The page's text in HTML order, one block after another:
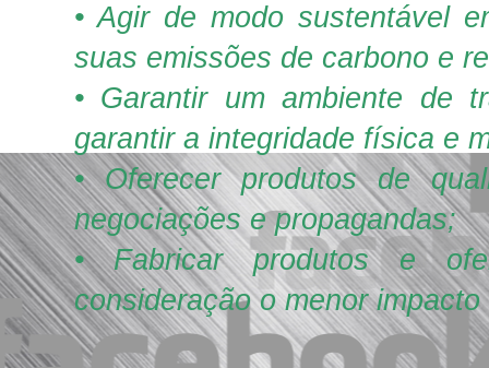
• Agir de modo sustentável
suas emissões de carbono e
• Garantir um ambiente de
garantir a integridade física e
• Oferecer produtos de
negociações e propagandas;
• Fabricar produtos e
consideração o menor